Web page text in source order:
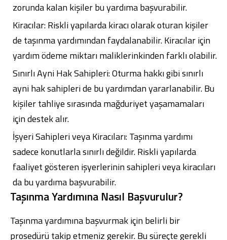
zorunda kalan kişiler bu yardıma başvurabilir.
Kiracılar: Riskli yapılarda kiracı olarak oturan kişiler
de taşınma yardımından faydalanabilir. Kiracılar için
yardım ödeme miktarı maliklerinkinden farklı olabilir.
Sınırlı Ayni Hak Sahipleri: Oturma hakkı gibi sınırlı
ayni hak sahipleri de bu yardımdan yararlanabilir. Bu
kişiler tahliye sırasında mağduriyet yaşamamaları
için destek alır.
İşyeri Sahipleri veya Kiracıları: Taşınma yardımı
sadece konutlarla sınırlı değildir. Riskli yapılarda
faaliyet gösteren işyerlerinin sahipleri veya kiracıları
da bu yardıma başvurabilir.
Taşınma Yardımına Nasıl Başvurulur?
Taşınma yardımına başvurmak için belirli bir
prosedürü takip etmeniz gerekir. Bu süreçte gerekli